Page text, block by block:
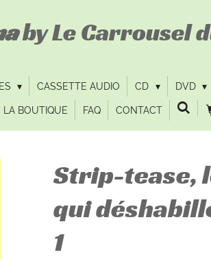
by Le Carrousel
CASSETTE AUDIO CD DVD
LA BOUTIQUE FAQ CONTACT
Strip-tease,
qui
1